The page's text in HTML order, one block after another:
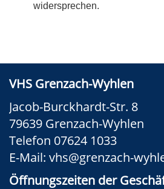
widersprechen.
VHS Grenzach-Wyhlen
Jacob-Burckhardt-Str. 8
79639 Grenzach-Wyhlen
Telefon 07624 1033
E-Mail: vhs@grenzach-
Öffnungszeiten der